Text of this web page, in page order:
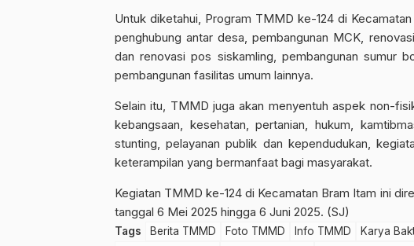
Untuk diketahui, Program TMMD ke-124 di
penghubung antar desa, pembangunan MCK,
dan renovasi pos siskamling, pembangunan sumur
pembangunan fasilitas umum lainnya.
Selain itu, TMMD juga akan menyentuh aspek non-
kebangsaan, kesehatan, pertanian, hukum,
stunting, pelayanan publik dan kependudukan,
keterampilan yang bermanfaat bagi masyarakat.
Kegiatan TMMD ke-124 di Kecamatan Bram Itam ini
tanggal 6 Mei 2025 hingga 6 Juni 2025. (SJ)
Tags Berita TMMD Foto TMMD Info TMMD Karya